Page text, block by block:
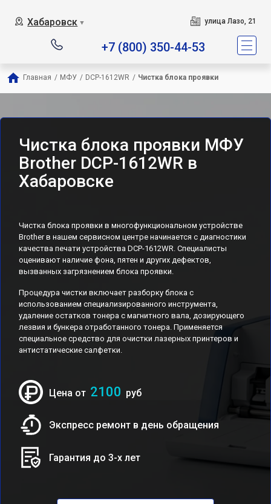
Хабаровск ▼ улица Лазо, 21
+7 (800) 350-44-53
Главная / МФУ / DCP-1612WR / Чистка блока проявки
Чистка блока проявки МФУ
Brother DCP-1612WR в
Хабаровске
Чистка блока проявки в многофункциональном устройстве
Brother в нашем сервисном центре начинается с диагностики
качества печати устройства DCP-1612WR. Специалисты
оценивают наличие фона, пятен и других дефектов,
вызванных загрязнением блока проявки.
Процедура чистки включает разборку блока с
использованием специализированного инструмента,
удаление остатков тонера с магнитного вала, дозирующего
лезвия и бункера отработанного тонера. Применяется
специальное средство для очистки лазерных принтеров и
антистатические салфетки.
Цена от 2100 руб
Экспресс ремонт в день обращения
Гарантия до 3-х лет